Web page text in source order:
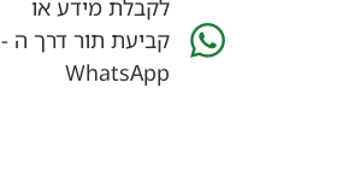
לקבלת מידע או
קביעת תור דרך ה -
WhatsApp